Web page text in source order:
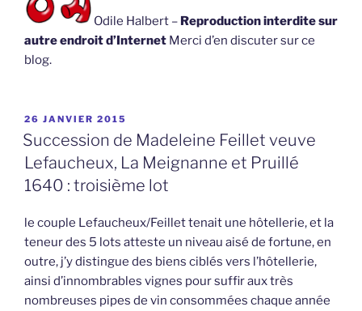
Odile Halbert – Reproduction interdite sur
autre endroit d’Internet Merci d’en discuter sur ce
blog.
PUBLIÉ
LE
26 JANVIER 2015
Succession de Madeleine Feillet veuve
Lefaucheux, La Meignanne et Pruillé
1640 : troisième lot
le couple Lefaucheux/Feillet tenait une hôtellerie, et la
teneur des 5 lots atteste un niveau aisé de fortune, en
outre, j’y distingue des biens ciblés vers l’hôtellerie,
ainsi d’innombrables vignes pour suffir aux très
nombreuses pipes de vin consommées chaque année